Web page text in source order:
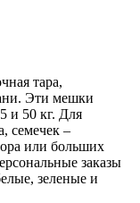
тара,
Эти мешки
и 50 кг. Для
семечек –
или больших
заказы
зеленые и